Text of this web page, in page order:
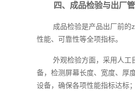
四、成品检验与出厂
成品检验是产品出厂前的
性能、可靠性等全项指标。
外观检验方面，采用人工
备，检测屏幕长度、宽度、厚
设备，确保各项性能指标达标